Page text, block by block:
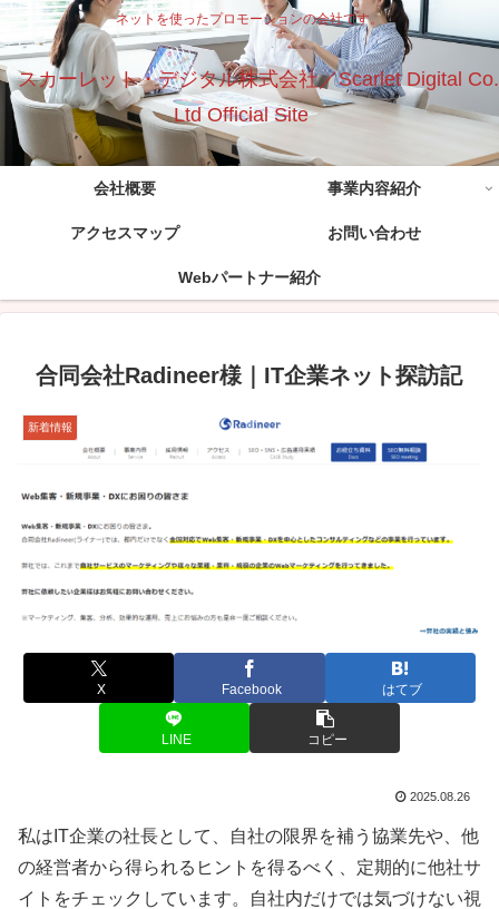
ネットを使ったプロモーションの会社です。
スカーレット・デジタル株式会社／Scarlet Digital Co.
Ltd Official Site
会社概要 事業内容紹介
アクセスマップ お問い合わせ
Webパートナー紹介
合同会社Radineer様｜IT企業ネット探訪記
新着情報
X Facebook はてブ
LINE コピー
2025.08.26
私はIT企業の社長として、自社の限界を補う協業先や、他
の経営者から得られるヒントを得るべく、定期的に他社サ
イトをチェックしています。自社内だけでは気づけない視